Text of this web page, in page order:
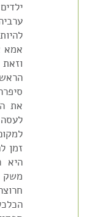
אמא
את
זמן
היא
משק